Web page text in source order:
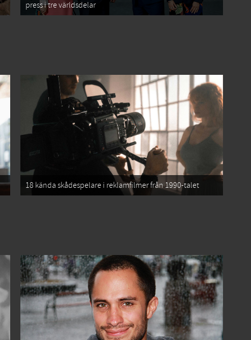
press i tre världsdelar
18 kända skådespelare i reklamfilmer från 1990-talet